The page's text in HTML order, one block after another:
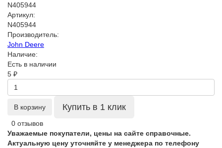
N405944
Артикул:
N405944
Производитель:
John Deere
Наличие:
Есть в наличии
5 ₽
В корзину Купить в 1 клик
0 отзывов
Уважаемые покупатели, цены на сайте справочные.
Актуальную цену уточняйте у менеджера по телефону